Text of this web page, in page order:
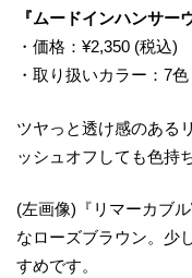
『ムードインハンサー
・価格：¥2,350 (税込)
・取り扱いカラー：7色
ツヤっと透け感のある
ッシュオフしても色持
(左画像)『リマーカブ
なローズブラウン。少
すめです。